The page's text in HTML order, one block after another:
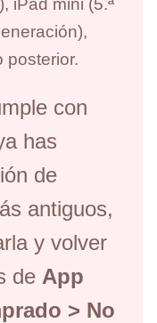
posterior.
con
has
de
antiguos,
y volver
de App
> No